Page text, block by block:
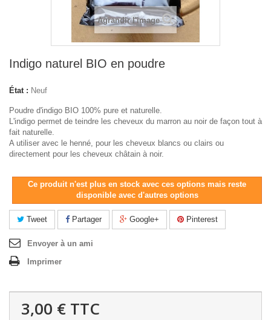
Agrandir l'image
Indigo naturel BIO en poudre
État : Neuf
Poudre d'indigo BIO 100% pure et naturelle.
L'indigo permet de teindre les cheveux du marron au noir de façon tout à
fait naturelle.
A utiliser avec le henné, pour les cheveux blancs ou clairs ou
directement pour les cheveux châtain à noir.
Ce produit n'est plus en stock avec ces options mais reste
disponible avec d'autres options
Tweet Partager Google+ Pinterest
Envoyer à un ami
Imprimer
3,00 € TTC